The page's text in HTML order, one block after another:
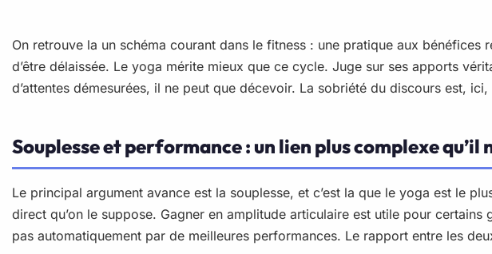
On retrouve la un schéma courant dans le fitness : une pratique aux
d’être délaissée. Le yoga mérite mieux que ce cycle. Juge sur ses apports
d’attentes démesurées, il ne peut que décevoir. La sobriété du discours est,
Souplesse et performance : un lien plus complexe qu’il
Le principal argument avance est la souplesse, et c’est la que le yoga est le
direct qu’on le suppose. Gagner en amplitude articulaire est utile pour
pas automatiquement par de meilleures performances. Le rapport entre les